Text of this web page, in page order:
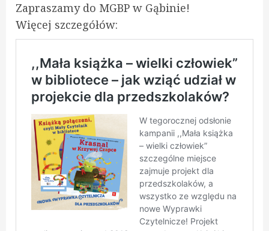
Zapraszamy do MGBP w Gąbinie!
Więcej szczegółów: